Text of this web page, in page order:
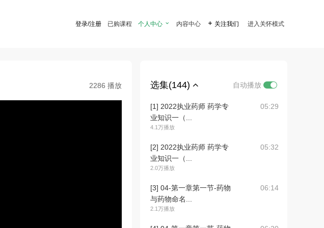
登录/注册 已购课程 个人中心  内容中心  关注我们 进入关怀模式
2286 播放 选集(144) 自动播放
[1] 2022执业药师 药学专
业知识一（...
4.1万播放
05:29
[2] 2022执业药师 药学专
业知识一（...
2.0万播放
05:32
[3] 04-第一章第一节-药物
与药物命名...
2.1万播放
06:14